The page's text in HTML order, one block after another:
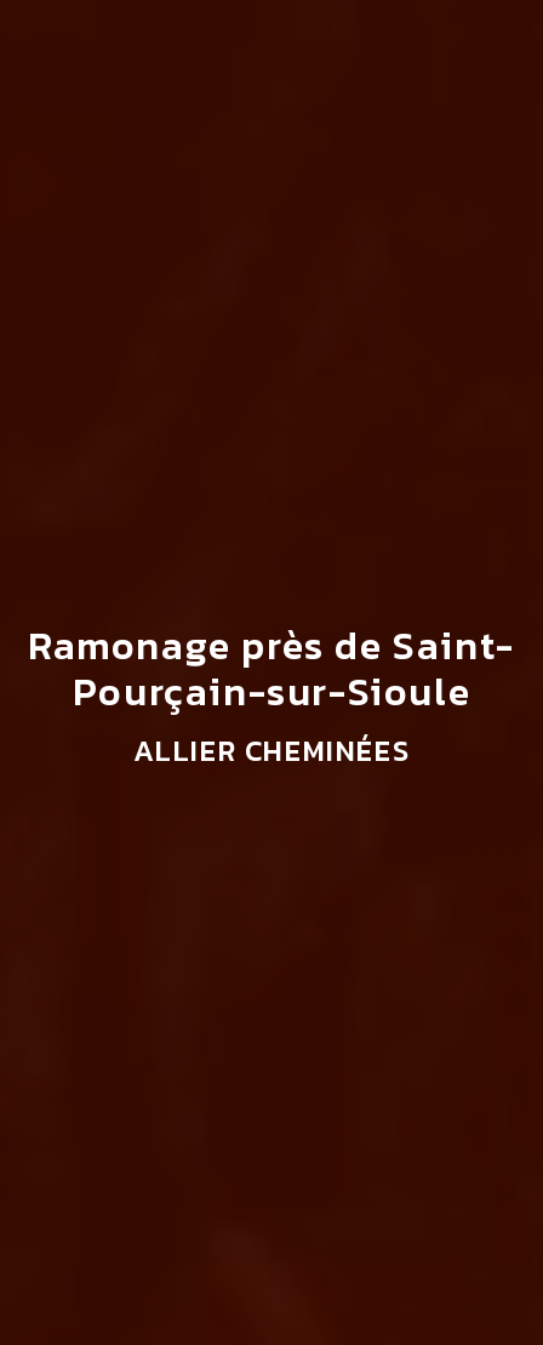
Ramonage près de Saint-
Pourçain-sur-Sioule
ALLIER CHEMINÉES